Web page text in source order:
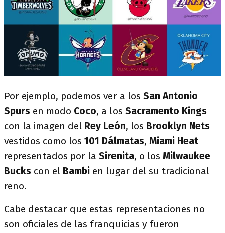
Por ejemplo, podemos ver a los San Antonio
Spurs en modo Coco, a los Sacramento Kings
con la imagen del Rey León, los Brooklyn Nets
vestidos como los 101 Dálmatas, Miami Heat
representados por la Sirenita, o los Milwaukee
Bucks con el Bambi en lugar del su tradicional
reno.
Cabe destacar que estas representaciones no
son oficiales de las franquicias y fueron